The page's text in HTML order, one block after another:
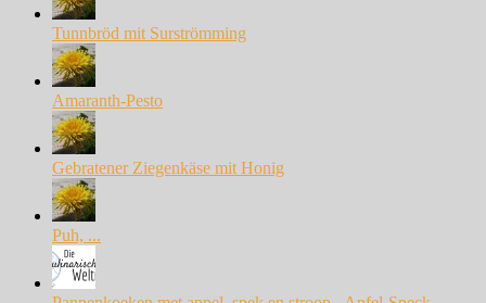
Tunnbröd mit Surströmming
Amaranth-Pesto
Gebratener Ziegenkäse mit Honig
Puh, ...